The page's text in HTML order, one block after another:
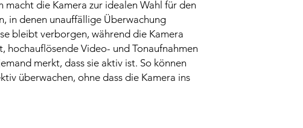
macht die Kamera zur idealen Wahl für den
in denen unauffällige Überwachung
bleibt verborgen, während die Kamera
hochauflösende Video- und Tonaufnahmen
merkt, dass sie aktiv ist. So können
überwachen, ohne dass die Kamera ins